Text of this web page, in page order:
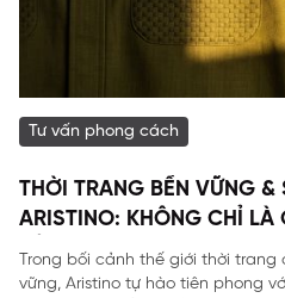
Tư vấn phong cách
THỜI TRANG BỀN VỮNG &
ARISTINO: KHÔNG CHỈ
SẢN
Trong bối cảnh thế giới thời trang
vững, Aristino tự hào tiên phong